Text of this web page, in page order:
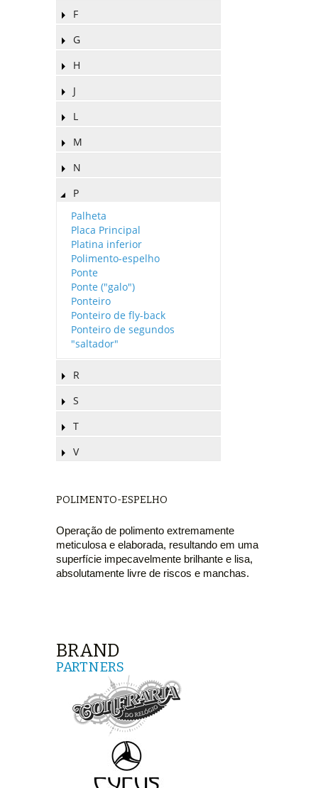
F
G
H
J
L
M
N
P
Palheta
Placa Principal
Platina inferior
Polimento-espelho
Ponte
Ponte ("galo")
Ponteiro
Ponteiro de fly-back
Ponteiro de segundos
"saltador"
R
S
T
V
POLIMENTO-ESPELHO
Operação de polimento extremamente
meticulosa e elaborada, resultando em uma
superfície impecavelmente brilhante e lisa,
absolutamente livre de riscos e manchas.
BRAND
PARTNERS